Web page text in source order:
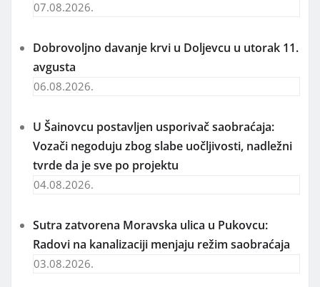
07.08.2026.
Dobrovoljno davanje krvi u Doljevcu u utorak 11.
avgusta
06.08.2026.
U Šainovcu postavljen usporivač saobraćaja:
Vozači negoduju zbog slabe uočljivosti, nadležni
tvrde da je sve po projektu
04.08.2026.
Sutra zatvorena Moravska ulica u Pukovcu:
Radovi na kanalizaciji menjaju režim saobraćaja
03.08.2026.